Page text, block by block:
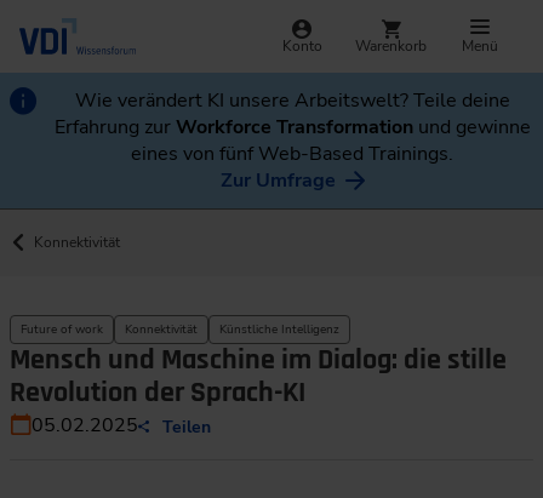
Konto Warenkorb Menü
Wie verändert KI unsere Arbeitswelt? Teile deine
Erfahrung zurWorkforce Transformation und gewinne
eines von fünf Web-Based Trainings.
Zur Umfrage
Konnektivität
Future of work Konnektivität Künstliche Intelligenz
Mensch und Maschine im Dialog: die stille
Revolution der Sprach-KI
05.02.2025 Teilen